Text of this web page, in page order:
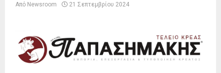
Από Newsroom 21 Σεπτεμβρίου 2024